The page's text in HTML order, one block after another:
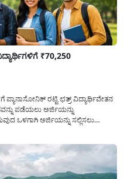
₹70,250
ಪ್ಯಾನಾಸೋನಿಕ್ ರಟ್ಟಿ ಛತ್ರ್ ವಿದ್ಯಾರ್ಥಿವೇತನ
ಪಡೆಯಲು ಅರ್ಜಿಯನ್ನು
ಒಳಗಾಗಿ ಅರ್ಜಿಯನ್ನು ಸಲ್ಲಿಸಲು